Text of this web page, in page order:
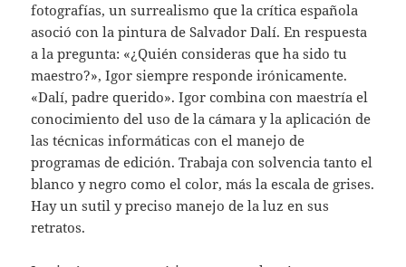
fotografías, un surrealismo que la crítica española
asoció con la pintura de Salvador Dalí. En respuesta
a la pregunta: «¿Quién consideras que ha sido tu
maestro?», Igor siempre responde irónicamente.
«Dalí, padre querido». Igor combina con maestría el
conocimiento del uso de la cámara y la aplicación de
las técnicas informáticas con el manejo de
programas de edición. Trabaja con solvencia tanto el
blanco y negro como el color, más la escala de grises.
Hay un sutil y preciso manejo de la luz en sus
retratos.